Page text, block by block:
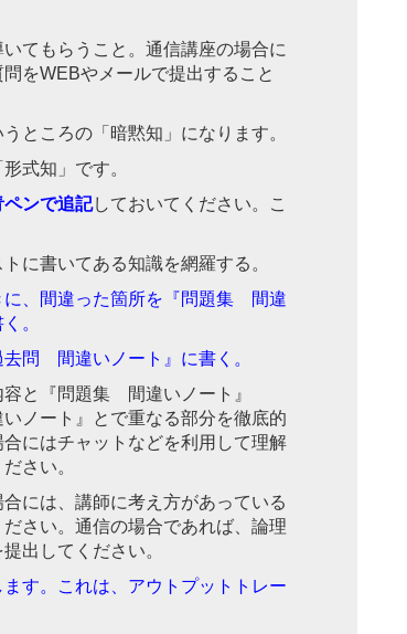
てもらうこと。通信講座の場合に
をWEBやメールで提出すること
ところの「暗黙知」になります。
式知」です。
ンで追記しておいてください。こ
に書いてある知識を網羅する。
に、間違った箇所を『問題集 間違
。
問 間違いノート』に書く。
と『問題集 間違いノート』
ート』とで重なる部分を徹底的
にはチャットなどを利用して理解
さい。
には、講師に考え方があっている
さい。通信の場合であれば、論理
出してください。
す。これは、アウトプットトレー